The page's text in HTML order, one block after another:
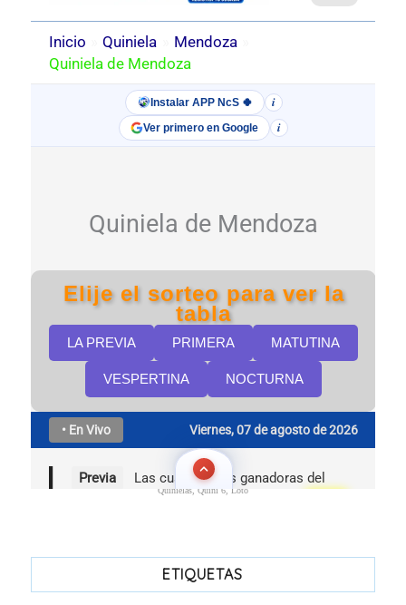
Quinielas, Quini 6, Loto
ETIQUETAS